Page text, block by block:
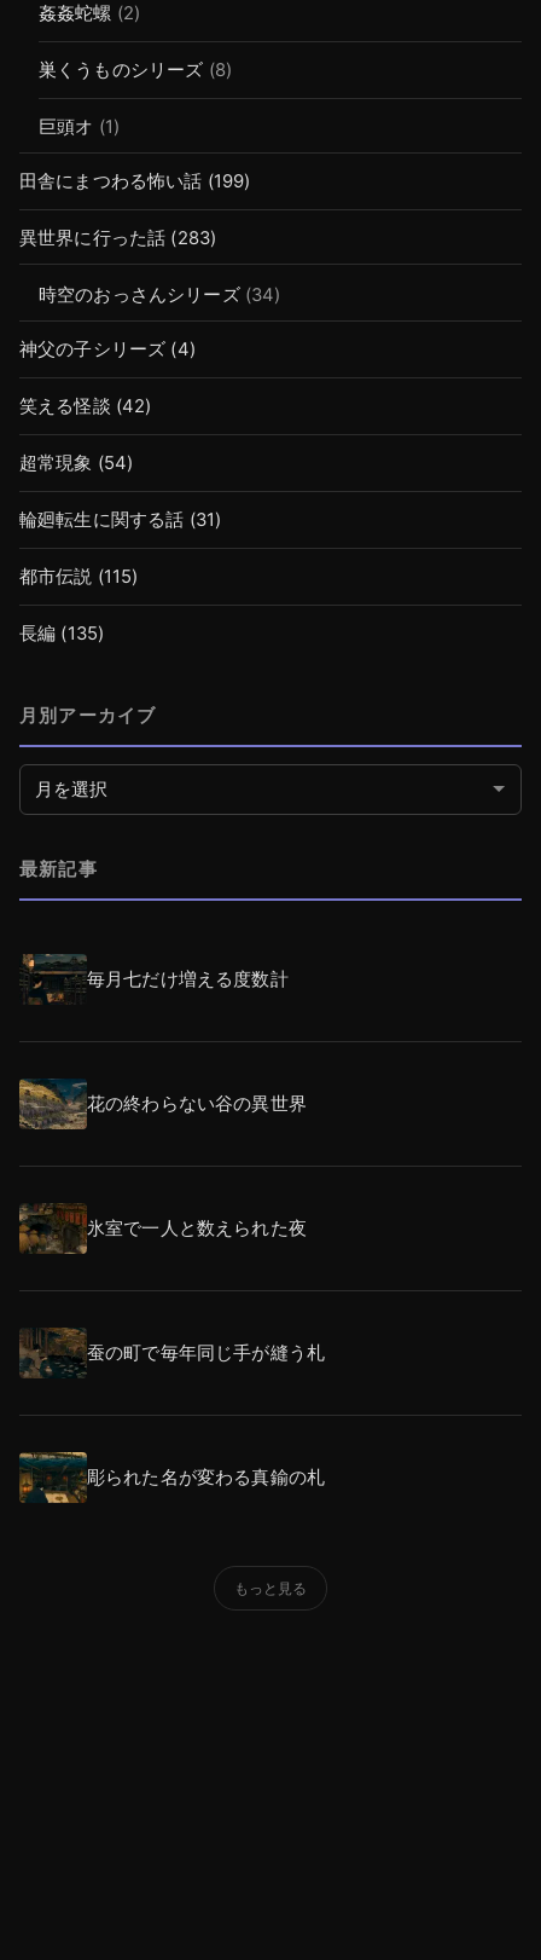
姦姦蛇螺 (2)
巣くうものシリーズ (8)
巨頭オ (1)
田舎にまつわる怖い話 (199)
異世界に行った話 (283)
時空のおっさんシリーズ(34)
神父の子シリーズ (4)
笑える怪談 (42)
超常現象 (54)
輪廻転生に関する話 (31)
都市伝説 (115)
長編 (135)
月別アーカイブ
月別アーカイブ
最新記事
毎月七だけ増える度数計
花の終わらない谷の異世界
氷室で一人と数えられた夜
蚕の町で毎年同じ手が縫う札
彫られた名が変わる真鍮の札
もっと見る